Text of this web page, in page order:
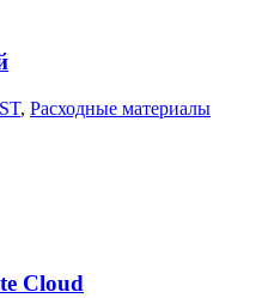
, Расходные материалы
Cloud